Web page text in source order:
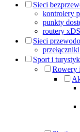
Sieci
kontrolery
punkty
routery
Sieci
Sport i
Rowery